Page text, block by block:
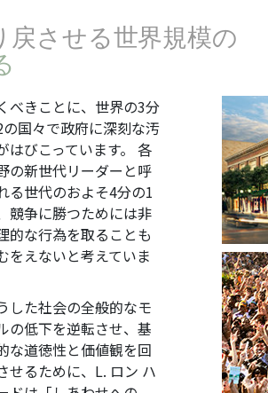
させる世界規模の
べきことに、世界の3分
の国々で政府に深刻な汚
はびこっています。 各
の新世代リーダーと呼
る世代のおよそ4分の1
競争に勝つためには非
的な行為を取ることも
をえないと考えていま
した社会の全般的なモ
の低下を逆転させ、基
な道徳性と価値観を回
せるために、L. ロン ハ